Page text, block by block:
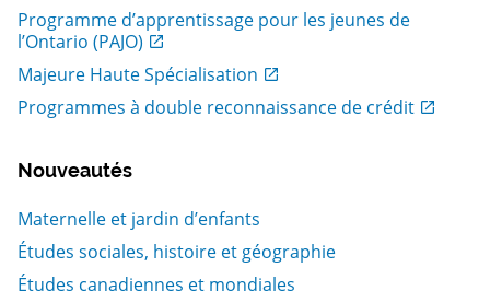
Programme d’apprentissage pour les jeunes de
l’Ontario (PAJO)
, Ouvrir dans une nouvelle fenetre
Majeure Haute Spécialisation
, Ouvrir dans une nouvelle fenetre
Programmes à double reconnaissance de crédit
, Ouvrir dans une nouvelle fenetre
Nouveautés
Maternelle et jardin d’enfants
Études sociales, histoire et géographie
Études canadiennes et mondiales